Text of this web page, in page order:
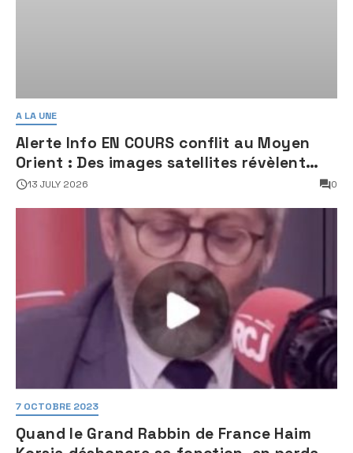
A LA UNE
Alerte Info EN COURS conflit au Moyen
Orient : Des images satellites révèlent
une activité jugée « inquiétante » sur
13 JULY 2026 0
7 OCTOBRE 2023
Quand le Grand Rabbin de France Haim